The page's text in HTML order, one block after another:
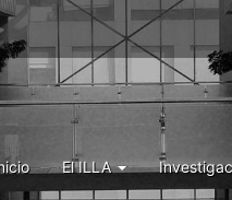
El ILLA